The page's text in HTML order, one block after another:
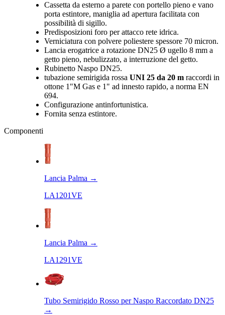
Cassetta da esterno a parete con portello pieno e vano
porta estintore, maniglia ad apertura facilitata con
possibilità di sigillo.
Predisposizioni foro per attacco rete idrica.
Verniciatura con polvere poliestere spessore 70 micron.
Lancia erogatrice a rotazione DN25 Ø ugello 8 mm a
getto pieno, nebulizzato, a interruzione del getto.
Rubinetto Naspo DN25.
tubazione semirigida rossa UNI 25 da 20 m raccordi in
ottone 1"M Gas e 1" ad innesto rapido, a norma EN
694.
Configurazione antinfortunistica.
Fornita senza estintore.
Componenti
Lancia Palma →
LA1201VE
Lancia Palma →
LA1291VE
Tubo Semirigido Rosso per Naspo Raccordato DN25
→